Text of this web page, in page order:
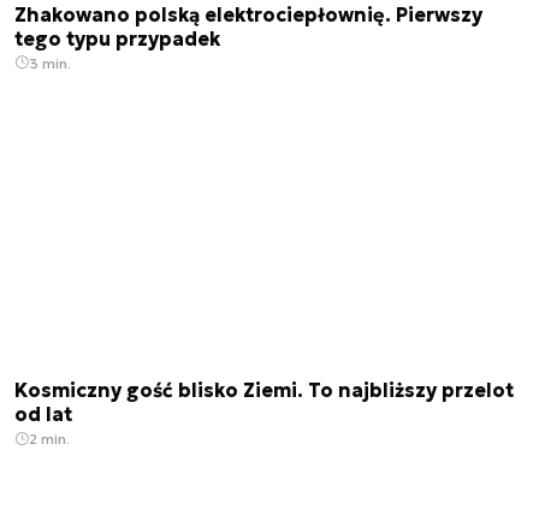
Zhakowano polską elektrociepłownię. Pierwszy
tego typu przypadek
3 min.
Kosmiczny gość blisko Ziemi. To najbliższy przelot
od lat
2 min.